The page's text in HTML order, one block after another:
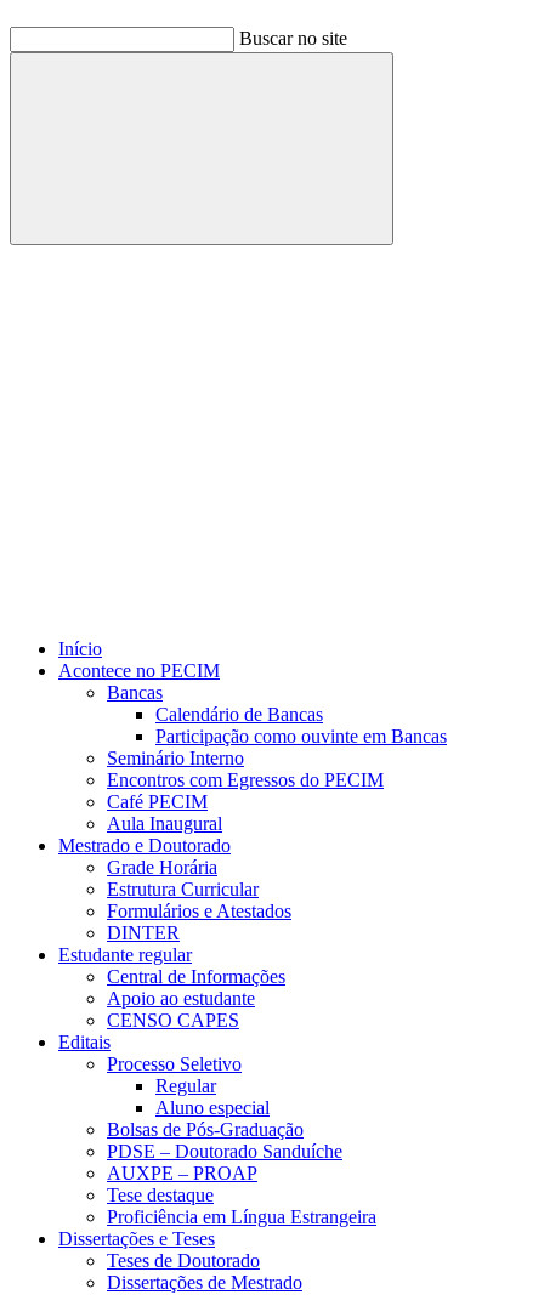
Buscar no site
Buscar
Início
Acontece no PECIM
Bancas
Calendário de Bancas
Participação como ouvinte em Bancas
Seminário Interno
Encontros com Egressos do PECIM
Café PECIM
Aula Inaugural
Mestrado e Doutorado
Grade Horária
Estrutura Curricular
Formulários e Atestados
DINTER
Estudante regular
Central de Informações
Apoio ao estudante
CENSO CAPES
Editais
Processo Seletivo
Regular
Aluno especial
Bolsas de Pós-Graduação
PDSE – Doutorado Sanduíche
AUXPE – PROAP
Tese destaque
Proficiência em Língua Estrangeira
Dissertações e Teses
Teses de Doutorado
Dissertações de Mestrado